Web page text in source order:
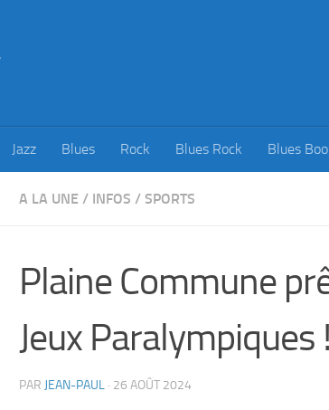
Jazz Blues Rock Blues Rock Blues
A LA UNE / INFOS / SPORTS
Plaine Commune
Jeux Paralympiques !
PAR JEAN-PAUL · 26 AOÛT 2024